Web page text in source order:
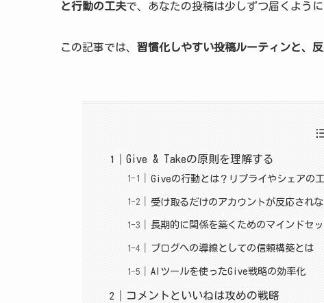
と行動の工夫で、あなたの投稿は少しずつ届くように
この記事では、 習慣化しやすい投稿ルーティンと、
Give & Takeの原則を理解する
Giveの行動とは？リプライやシェアの
受け取るだけのアカウントが反応され
長期的に関係を築くためのマインドセッ
ブログへの導線としての信頼構築とは
AIツールを使ったGive戦略の効率化
コメントといいねは攻めの戦略